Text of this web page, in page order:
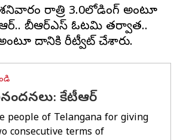
రాత్రి 3.0లోడింగ్ అంటూ
బీఆర్ఎస్ ఓటమి తర్వాత..
కేటీఆర్
people of Telangana for giving
consecutive terms of